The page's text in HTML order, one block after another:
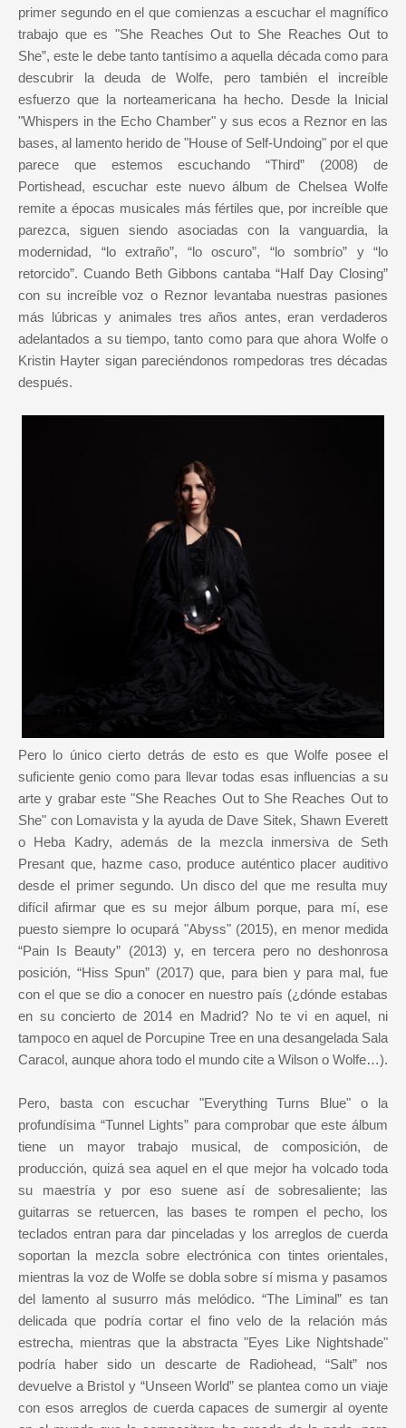
primer segundo en el que comienzas a escuchar el magnífico
trabajo que es "She Reaches Out to She Reaches Out to
She”, este le debe tanto tantísimo a aquella década como para
descubrir la deuda de Wolfe, pero también el increíble
esfuerzo que la norteamericana ha hecho. Desde la Inicial
"Whispers in the Echo Chamber" y sus ecos a Reznor en las
bases, al lamento herido de "House of Self-Undoing" por el que
parece que estemos escuchando “Third” (2008) de
Portishead, escuchar este nuevo álbum de Chelsea Wolfe
remite a épocas musicales más fértiles que, por increíble que
parezca, siguen siendo asociadas con la vanguardia, la
modernidad, “lo extraño”, “lo oscuro”, “lo sombrío” y “lo
retorcido”. Cuando Beth Gibbons cantaba “Half Day Closing”
con su increíble voz o Reznor levantaba nuestras pasiones
más lúbricas y animales tres años antes, eran verdaderos
adelantados a su tiempo, tanto como para que ahora Wolfe o
Kristin Hayter sigan pareciéndonos rompedoras tres décadas
después.
Pero lo único cierto detrás de esto es que Wolfe posee el
suficiente genio como para llevar todas esas influencias a su
arte y grabar este "She Reaches Out to She Reaches Out to
She" con Lomavista y la ayuda de Dave Sitek, Shawn Everett
o Heba Kadry, además de la mezcla inmersiva de Seth
Presant que, hazme caso, produce auténtico placer auditivo
desde el primer segundo. Un disco del que me resulta muy
difícil afirmar que es su mejor álbum porque, para mí, ese
puesto siempre lo ocupará "Abyss" (2015), en menor medida
“Pain Is Beauty” (2013) y, en tercera pero no deshonrosa
posición, “Hiss Spun” (2017) que, para bien y para mal, fue
con el que se dio a conocer en nuestro país (¿dónde estabas
en su concierto de 2014 en Madrid? No te vi en aquel, ni
tampoco en aquel de Porcupine Tree en una desangelada Sala
Caracol, aunque ahora todo el mundo cite a Wilson o Wolfe…).
Pero, basta con escuchar "Everything Turns Blue" o la
profundísima “Tunnel Lights” para comprobar que este álbum
tiene un mayor trabajo musical, de composición, de
producción, quizá sea aquel en el que mejor ha volcado toda
su maestría y por eso suene así de sobresaliente; las
guitarras se retuercen, las bases te rompen el pecho, los
teclados entran para dar pinceladas y los arreglos de cuerda
soportan la mezcla sobre electrónica con tintes orientales,
mientras la voz de Wolfe se dobla sobre sí misma y pasamos
del lamento al susurro más melódico. “The Liminal” es tan
delicada que podría cortar el fino velo de la relación más
estrecha, mientras que la abstracta "Eyes Like Nightshade"
podría haber sido un descarte de Radiohead, “Salt” nos
devuelve a Bristol y “Unseen World” se plantea como un viaje
con esos arreglos de cuerda capaces de sumergir al oyente